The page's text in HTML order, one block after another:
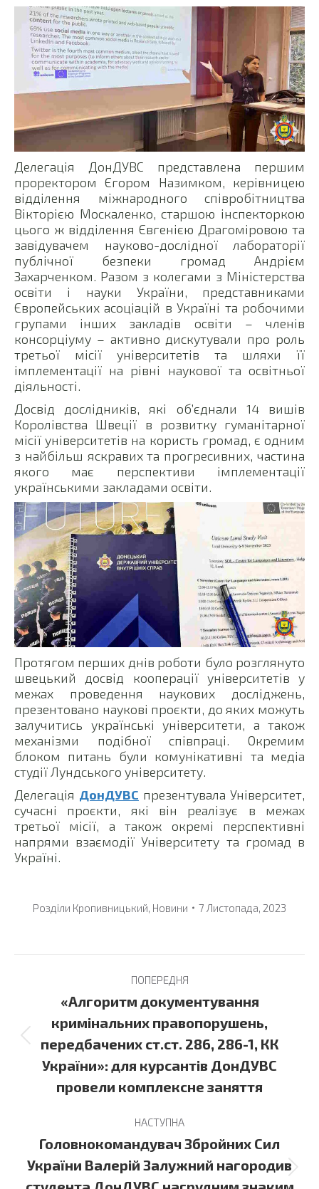
Делегація ДонДУВС представлена першим
проректором Єгором Назимком, керівницею
відділення міжнародного співробітництва
Вікторією Москаленко, старшою інспекторкою
цього ж відділення Євгенією Драгоміровою та
завідувачем науково-дослідної лабораторії
публічної безпеки громад Андрієм
Захарченком. Разом з колегами з Міністерства
освіти і науки України, представниками
Європейських асоціацій в Україні та робочими
групами інших закладів освіти – членів
консорціуму – активно дискутували про роль
третьої місії університетів та шляхи її
імплементації на рівні наукової та освітньої
діяльності.
Досвід дослідників, які об’єднали 14 вишів
Королівства Швеції в розвитку гуманітарної
місії університетів на користь громад, є одним
з найбільш яскравих та прогресивних, частина
якого має перспективи імплементації
українськими закладами освіти.
Протягом перших днів роботи було розглянуто
швецький досвід кооперації університетів у
межах проведення наукових досліджень,
презентовано наукові проєкти, до яких можуть
залучитись українські університети, а також
механізми подібної співпраці. Окремим
блоком питань були комунікативні та медіа
студії Лундського університету.
Делегація ДонДУВС презентувала Університет,
сучасні проєкти, які він реалізує в межах
третьої місії, а також окремі перспективні
напрями взаємодії Університету та громад в
Україні.
Розділи Кропивницький, Новини 7 Листопада, 2023
navigation
ПОПЕРЕДНЯ
Previous
«Алгоритм документування
кримінальних правопорушень,
передбачених ст.ст. 286, 286-1, КК
України»: для курсантів ДонДУВС
провели комплексне заняття
НАСТУПНА
Next
Головнокомандувач Збройних Сил
України Валерій Залужний нагородив